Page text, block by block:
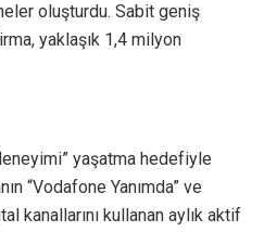
oluşturdu. Sabit geniş
yaklaşık 1,4 milyon
yaşatma hedefiyle
“Vodafone Yanımda” ve
kanallarını kullanan aylık aktif